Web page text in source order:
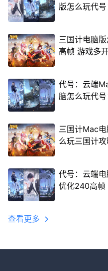
版怎么玩代
三国计电脑
高帧 游戏多
代号：云端
脑怎么玩代
三国计Mac
么玩三国计
代号：云端
优化240高帧
查看更多